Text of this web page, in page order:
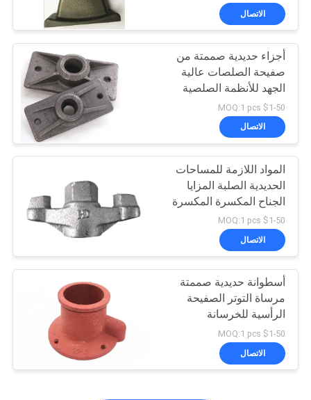
الاتصال
أجزاء حديدية صممتة من
صفيحة الصلصات عالية
الجهد للأنظمة الصلصية
للوحات الأحادية
$1-50 MOQ:1 pcs
الاتصال
المواد اللازمة للمساحات
الحديدية الصلبة المزايا
الجناح المكسرة المكسرة
للقضيب
$1-50 MOQ:1 pcs
الاتصال
أسطوانة حديدية صممتة
مرساة التوتر الصفيحة
الرأسية للخرسانة
$1-50 MOQ:1 pcs
الاتصال